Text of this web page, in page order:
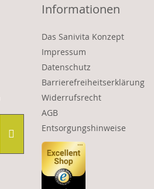
Informationen
Das Sanivita Konzept
Impressum
Datenschutz
Barrierefreiheitserklärung
Widerrufsrecht
AGB
Entsorgungshinweise